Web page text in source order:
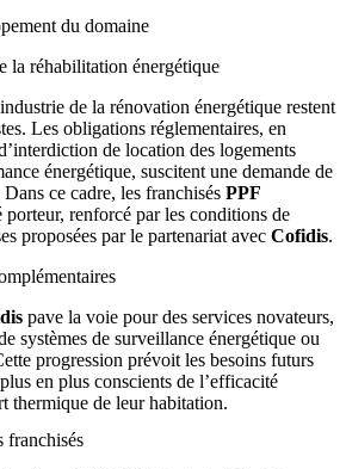
du domaine
la réhabilitation énergétique
de la rénovation énergétique restent
Les obligations réglementaires, en
de location des logements
énergétique, suscitent une demande de
ce cadre, les franchisés PPF
porteur, renforcé par les conditions de
proposées par le partenariat avec Cofidis.
pave la voie pour des services novateurs,
systèmes de surveillance énergétique ou
progression prévoit les besoins futurs
en plus conscients de l’efficacité
thermique de leur habitation.
franchisés